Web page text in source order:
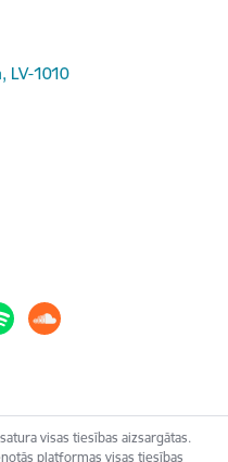
LV-1010
visas tiesības aizsargātas.
platformas visas tiesības